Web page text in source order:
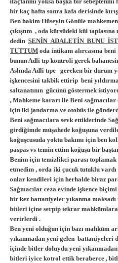
bir kaç hafta sonra kafa derisinde
Ben hakim Hüseyin Gönüle
çıkıştım , oda kürsüdeki kül
dedin SENİN ADALETİN BUNU
TUTTUM oda intikam alırcasına
bunun Adli tıp kontroli gerek
Aslında Adli tıpe gereken bir durum
işkencesini takbik ettirip beni
saltanatının gücünü göstermek
, Mahkeme kararı ile Beni
için iki jandarma ve otobüs ile
Beni sağmacılara sevk ettiklerinde
girdiğimde müşahede koğuşuna
koğuşcusuda yoktu bakımı için ben
paspas vs temin ettim koğuşu bir
Benim için temizlikci parası
etmedim , orda iki çucuk tutuklu
onlar kendileri için herhalde biraz
Sağmacılar ceza evinde işkence
bir kez battaniyeler yıkanma
bitleri içine serpip tekrar mahkūmlara
verirlerdi .
Ben yeni olduğun için bazı mahkūm
yıkanmadan yeni gelen
içinde bitler doluydu yeni
bitleri iyice kotrol ettik beraberce ,